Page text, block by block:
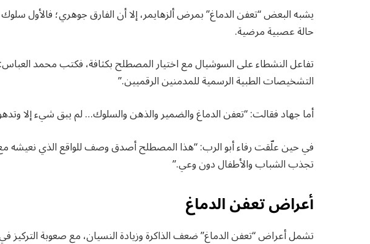
يشبه البعض “تعفن الدماغ” بمرض ألزهايمر، إلا أن الفارق جوهري؛ فالأول
حالة عصبية مرضية.
تفاعل النشطاء على السوشيال مع اختيار المصطلح بكثافة، فكتب محمد
التشخيصات الطبية الرسمية للمدمنين الرقميين.”
أما جهاد فقالت: “تعفن الدماغ والضمير والذهن والسلوك… لم يبق شيء إلا
في حين علّقت رفاء أبو الرب: “هذا المصطلح أصدق وصف للواقع الذي نعيشه مع
تجذب الشباب والأطفال دون وعي.”
أعراض تعفن الدماغ
تشمل أعراض “تعفن الدماغ” ضعف الذاكرة وزيادة النسيان، مع صعوبة التركيز